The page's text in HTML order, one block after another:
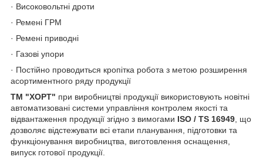
· Високовольтні дроти
· Ремені ГРМ
· Ремені приводні
· Газові упори
· Постійно проводиться кропітка робота з метою розширення
асортиментного ряду продукції
TM "ХОРТ" при виробництві продукції використовують новітні
автоматизовані системи управління контролем якості та
відвантаження продукції згідно з вимогами ISO / TS 16949, що
дозволяє відстежувати всі етапи планування, підготовки та
функціонування виробництва, виготовлення оснащення,
випуск готової продукції.